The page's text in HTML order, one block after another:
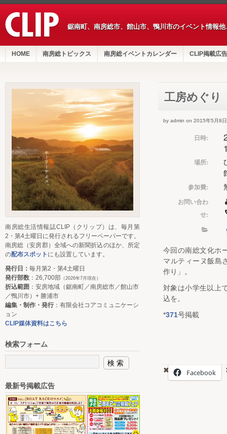
鋸南町、南房総市、館山市、鴨川市のイベント情報
HOME 南房総トピックス 南房総イベントカレンダー CLIP掲載広告
工房めぐり
by admin on 2015年5月8日
日時:
場所:
参加費:
お問い合わ
せ:
今回の南総文化ホ
マルティーヌ飯島
作り」。
対象は小学生以上
込を。
*371号掲載
Facebook
南房総生活情報誌CLIP（クリップ）は、毎月第
2・第4土曜日に発行されるフリーペーパーです。
南房総（安房郡）全域への新聞折込のほか、所定
の配布スポット にも設置しています。
発行日： 毎月第2・第4土曜日
発行部数 ：26,700部 （2026年7月現在）
折込範囲 ：安房地域（鋸南町／南房総市／館山市
／鴨川市）+ 勝浦市
編集・制作・発行：有限会社コアコミュニケーシ
ョン
CLIP媒体資料はこちら
検索フォーム
最新号掲載広告